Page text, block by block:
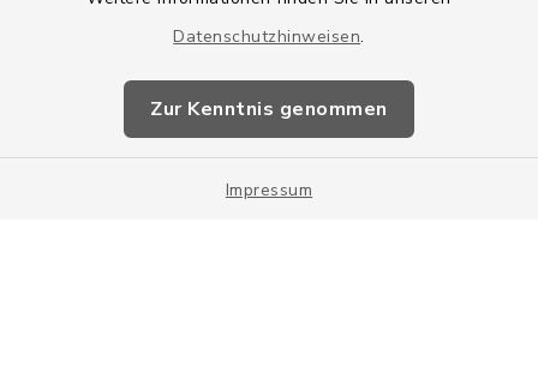
Datenschutzhinweisen.
Zur Kenntnis genommen
Impressum
Barrierefreiheit
Impressum
Sitemap